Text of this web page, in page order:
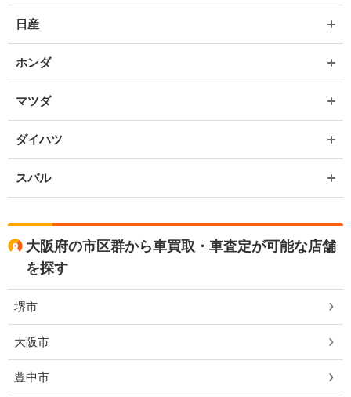
日産
ホンダ
マツダ
ダイハツ
スバル
大阪府の市区群から車買取・車査定が可能な店舗
を探す
堺市
大阪市
豊中市